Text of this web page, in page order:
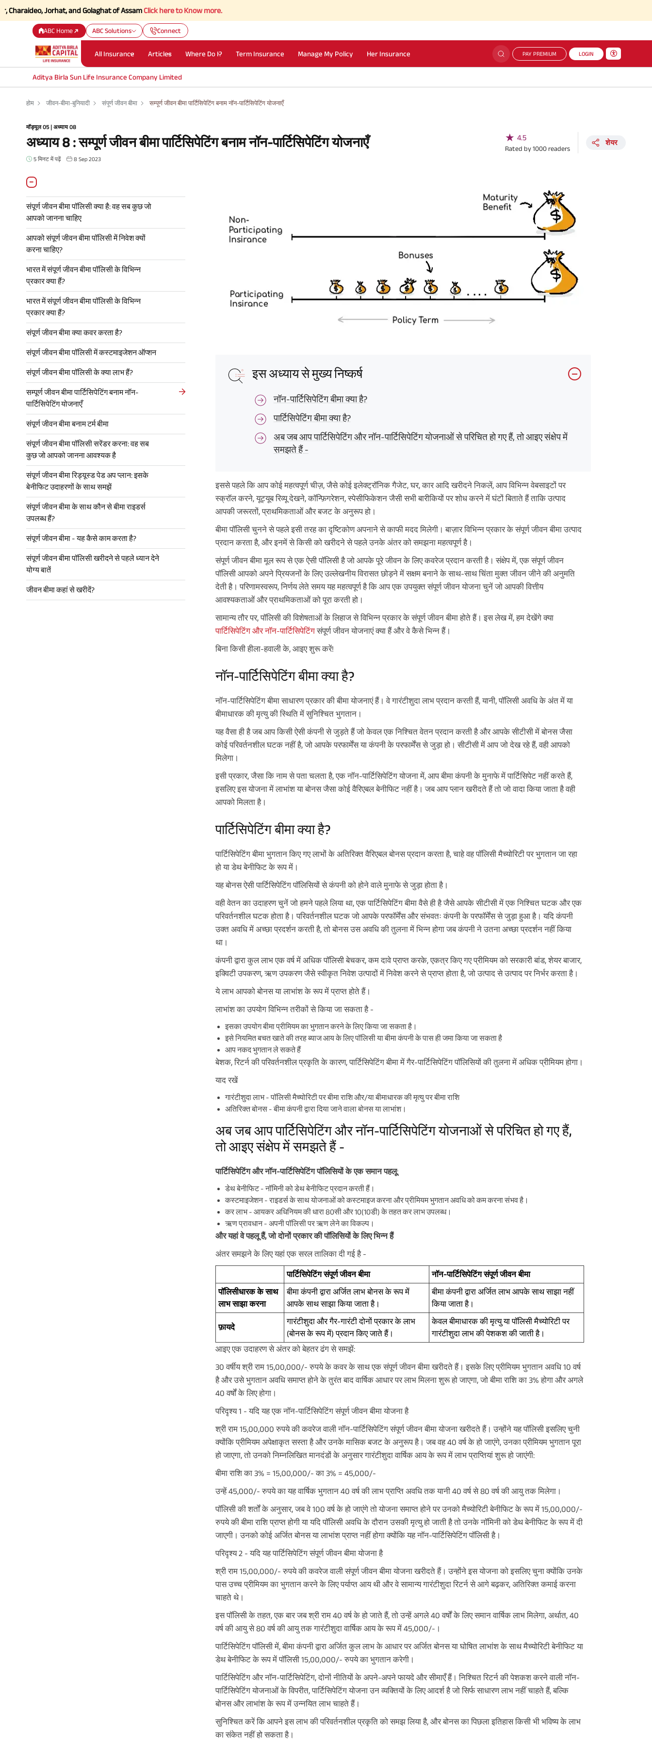
Jorhat, and Golaghat of AssamClick here to Know more.
ABC Home ABC Solutions Connect
All Insurance Articles Where Do I? Term Insurance Manage My Policy Her Insurance PAY PREMIUM LOGIN
Aditya Birla Sun Life Insurance Company Limited
होम जीवन-बीमा-बुनियादी संपूर्ण जीवन बीमा सम्पूर्ण जीवन बीमा पार्टिसिपेटिंग बनाम नॉन-पार्टिसिपेटिंग योजनाएँ
मॉड्यूल 05 | अध्याय 08
अध्याय 8 : सम्पूर्ण जीवन बीमा पार्टिसिपेटिंग बनाम नॉन-पार्टिसिपेटिंग योजनाएँ
5 मिनट में पढ़ें 8 Sep 2023
★ 4.5
Rated by 1000 readers
शेयर
संपूर्ण जीवन बीमा पॉलिसी क्या है: वह सब कुछ जो
आपको जानना चाहिए
आपको संपूर्ण जीवन बीमा पॉलिसी में निवेश क्यों
करना चाहिए?
भारत में संपूर्ण जीवन बीमा पॉलिसी के विभिन्न
प्रकार क्या हैं?
भारत में संपूर्ण जीवन बीमा पॉलिसी के विभिन्न
प्रकार क्या हैं?
संपूर्ण जीवन बीमा क्या कवर करता है?
संपूर्ण जीवन बीमा पॉलिसी में कस्टमाइजेशन ऑप्शन
संपूर्ण जीवन बीमा पॉलिसी के क्या लाभ हैं?
सम्पूर्ण जीवन बीमा पार्टिसिपेटिंग बनाम नॉन-
पार्टिसिपेटिंग योजनाएँ
संपूर्ण जीवन बीमा बनाम टर्म बीमा
संपूर्ण जीवन बीमा पॉलिसी सरेंडर करना: वह सब
कुछ जो आपको जानना आवश्यक है
संपूर्ण जीवन बीमा रिड्यूस्ड पेड अप प्लान: इसके
बेनीफिट उदाहरणों के साथ समझें
संपूर्ण जीवन बीमा के साथ कौन से बीमा राइडर्स
उपलब्ध हैं?
संपूर्ण जीवन बीमा - यह कैसे काम करता है?
संपूर्ण जीवन बीमा पॉलिसी खरीदने से पहले ध्यान देने
योग्य बातें
जीवन बीमा कहां से खरीदें?
इस अध्याय से मुख्य निष्कर्ष
नॉन-पार्टिसिपेटिंग बीमा क्या है?
पार्टिसिपेटिंग बीमा क्या है?
अब जब आप पार्टिसिपेटिंग और नॉन-पार्टिसिपेटिंग योजनाओं से परिचित हो गए हैं, तो आइए संक्षेप में
समझते हैं -
इससे पहले कि आप कोई महत्वपूर्ण चीज़, जैसे कोई इलेक्ट्रॉनिक गैजेट, घर, कार आदि खरीदने निकलें, आप विभिन्न वेबसाइटों पर
स्क्रॉल करने, यूट्यूब रिव्यू देखने, कॉन्फ़िगरेशन, स्पेसीफिकेशन जैसी सभी बारीकियों पर शोध करने में घंटों बिताते हैं ताकि उत्पाद
आपकी जरूरतों, प्राथमिकताओं और बजट के अनुरूप हो।
बीमा पॉलिसी चुनने से पहले इसी तरह का दृष्टिकोण अपनाने से काफी मदद मिलेगी। बाज़ार विभिन्न प्रकार के संपूर्ण जीवन बीमा उत्पाद
प्रदान करता है, और इनमें से किसी को खरीदने से पहले उनके अंतर को समझना महत्वपूर्ण है।
संपूर्ण जीवन बीमा मूल रूप से एक ऐसी पॉलिसी है जो आपके पूरे जीवन के लिए कवरेज प्रदान करती है। संक्षेप में, एक संपूर्ण जीवन
पॉलिसी आपको अपने प्रियजनों के लिए उल्लेखनीय विरासत छोड़ने में सक्षम बनाने के साथ-साथ चिंता मुक्त जीवन जीने की अनुमति
देती है। परिणामस्वरूप, निर्णय लेते समय यह महत्वपूर्ण है कि आप एक उपयुक्त संपूर्ण जीवन योजना चुनें जो आपकी वित्तीय
आवश्यकताओं और प्राथमिकताओं को पूरा करती हो।
सामान्य तौर पर, पॉलिसी की विशेषताओं के लिहाज से विभिन्न प्रकार के संपूर्ण जीवन बीमा होते हैं। इस लेख में, हम देखेंगे क्या
पार्टिसिपेटिंग और नॉन-पार्टिसिपेटिंगसंपूर्ण जीवन योजनाएं क्या हैं और वे कैसे भिन्न हैं।
बिना किसी हीला-हवाली के, आइए शुरू करें!
नॉन-पार्टिसिपेटिंग बीमा क्या है?
नॉन-पार्टिसिपेटिंग बीमा साधारण प्रकार की बीमा योजनाएं हैं। वे गारंटीशुदा लाभ प्रदान करती हैं, यानी, पॉलिसी अवधि के अंत में या
बीमाधारक की मृत्यु की स्थिति में सुनिश्चित भुगतान।
यह वैसा ही है जब आप किसी ऐसी कंपनी से जुड़ते हैं जो केवल एक निश्चित वेतन प्रदान करती है और आपके सीटीसी में बोनस जैसा
कोई परिवर्तनशील घटक नहीं है, जो आपके परफार्मेंस या कंपनी के परफार्मेंस से जुड़ा हो। सीटीसी में आप जो देख रहे हैं, वही आपको
मिलेगा।
इसी प्रकार, जैसा कि नाम से पता चलता है, एक नॉन-पार्टिसिपेटिंग योजना में, आप बीमा कंपनी के मुनाफे में पार्टिसिपेट नहीं करते हैं,
इसलिए इस योजना में लाभांश या बोनस जैसा कोई वैरिएबल बेनीफिट नहीं है। जब आप प्लान खरीदते हैं तो जो वादा किया जाता है वही
आपको मिलता है।
पार्टिसिपेटिंग बीमा क्या है?
पार्टिसिपेटिंग बीमा भुगतान किए गए लाभों के अतिरिक्त वैरिएबल बोनस प्रदान करता है, चाहे वह पॉलिसी मैच्योरिटी पर भुगतान जा रहा
हो या डेथ बेनीफिट के रूप में।
यह बोनस ऐसी पार्टिसिपेटिंग पॉलिसियों से कंपनी को होने वाले मुनाफे से जुड़ा होता है।
वही वेतन का उदाहरण चुनें जो हमने पहले लिया था, एक पार्टिसिपेटिंग बीमा वैसे ही है जैसे आपके सीटीसी में एक निश्चित घटक और एक
परिवर्तनशील घटक होता है। परिवर्तनशील घटक जो आपके परफॉर्मेंस और संभवतः कंपनी के परफॉर्मेंस से जुड़ा हुआ है। यदि कंपनी
उक्त अवधि में अच्छा प्रदर्शन करती है, तो बोनस उस अवधि की तुलना में भिन्न होगा जब कंपनी ने उतना अच्छा प्रदर्शन नहीं किया
था।
कंपनी द्वारा कुल लाभ एक वर्ष में अधिक पॉलिसी बेचकर, कम दावे प्राप्त करके, एकत्र किए गए प्रीमियम को सरकारी बांड, शेयर बाजार,
इक्विटी उपकरण, ऋण उपकरण जैसे स्वीकृत निवेश उत्पादों में निवेश करने से प्राप्त होता है, जो उत्पाद से उत्पाद पर निर्भर करता है।
ये लाभ आपको बोनस या लाभांश के रूप में प्राप्त होते हैं।
लाभांश का उपयोग विभिन्न तरीकों से किया जा सकता है -
इसका उपयोग बीमा प्रीमियम का भुगतान करने के लिए किया जा सकता है।
इसे नियमित बचत खाते की तरह ब्याज आय के लिए पॉलिसी या बीमा कंपनी के पास ही जमा किया जा सकता है
आप नकद भुगतान ले सकते हैं
बेशक, रिटर्न की परिवर्तनशील प्रकृति के कारण, पार्टिसिपेटिंग बीमा में गैर-पार्टिसिपेटिंग पॉलिसियों की तुलना में अधिक प्रीमियम होगा।
याद रखें
गारंटीशुदा लाभ - पॉलिसी मैच्योरिटी पर बीमा राशि और/या बीमाधारक की मृत्यु पर बीमा राशि
अतिरिक्त बोनस - बीमा कंपनी द्वारा दिया जाने वाला बोनस या लाभांश।
अब जब आप पार्टिसिपेटिंग और नॉन-पार्टिसिपेटिंग योजनाओं से परिचित हो गए हैं,
तो आइए संक्षेप में समझते हैं -
पार्टिसिपेटिंग और नॉन-पार्टिसिपेटिंग पॉलिसियों के एक समान पहलू:
डेथ बेनीफिट - नॉमिनी को डेथ बेनीफिट प्रदान करती हैं।
कस्टमाइजेशन - राइडर्स के साथ योजनाओं को कस्टमाइज करना और प्रीमियम भुगतान अवधि को कम करना संभव है।
कर लाभ - आयकर अधिनियम की धारा 80सी और 10(10डी) के तहत कर लाभ उपलब्ध।
ऋण प्रावधान - अपनी पॉलिसी पर ऋण लेने का विकल्प।
और यहां वे पहलू हैं, जो दोनों प्रकार की पॉलिसियों के लिए भिन्न हैं
अंतर समझने के लिए यहां एक सरल तालिका दी गई है -
पार्टिसिपेटिंग संपूर्ण जीवन बीमा
नॉन-पार्टिसिपेटिंग संपूर्ण जीवन बीमा
पॉलिसीधारक के साथ
लाभ साझा करना
बीमा कंपनी द्वारा अर्जित लाभ बोनस के रूप में
आपके साथ साझा किया जाता है।
बीमा कंपनी द्वारा अर्जित लाभ आपके साथ साझा नहीं
किया जाता है।
फ़ायदे
गारंटीशुदा और गैर-गारंटी दोनों प्रकार के लाभ
(बोनस के रूप में) प्रदान किए जाते हैं।
केवल बीमाधारक की मृत्यु या पॉलिसी मैच्योरिटी पर
गारंटीशुदा लाभ की पेशकश की जाती है।
आइए एक उदाहरण से अंतर को बेहतर ढंग से समझें:
30 वर्षीय श्री राम 15,00,000/- रुपये के कवर के साथ एक संपूर्ण जीवन बीमा खरीदते हैं। इसके लिए प्रीमियम भुगतान अवधि 10 वर्ष
है और उसे भुगतान अवधि समाप्त होने के तुरंत बाद वार्षिक आधार पर लाभ मिलना शुरू हो जाएगा, जो बीमा राशि का 3% होगा और अगले
40 वर्षों के लिए होगा।
परिदृश्य 1 - यदि यह एक नॉन-पार्टिसिपेटिंग संपूर्ण जीवन बीमा योजना है
श्री राम 15,00,000 रुपये की कवरेज वाली नॉन-पार्टिसिपेटिंग संपूर्ण जीवन बीमा योजना खरीदते हैं। उन्होंने यह पॉलिसी इसलिए चुनी
क्योंकि प्रीमियम अपेक्षाकृत सस्ता है और उनके मासिक बजट के अनुरूप है। जब वह 40 वर्ष के हो जाएंगे, उनका प्रीमियम भुगतान पूरा
हो जाएगा, तो उनको निम्नलिखित मानदंडों के अनुसार गारंटीशुदा वार्षिक आय के रूप में लाभ प्राप्तियां शुरू हो जाएंगी:
बीमा राशि का 3% = 15,00,000/- का 3% = 45,000/-
उन्हें 45,000/- रुपये का यह वार्षिक भुगतान 40 वर्ष की लाभ प्राप्ति अवधि तक यानी 40 वर्ष से 80 वर्ष की आयु तक मिलेगा।
पॉलिसी की शर्तों के अनुसार, जब वे 100 वर्ष के हो जाएंगे तो योजना समाप्त होने पर उनको मैच्योरिटी बेनीफिट के रूप में 15,00,000/-
रुपये की बीमा राशि प्राप्त होगी या यदि पॉलिसी अवधि के दौरान उसकी मृत्यु हो जाती है तो उनके नॉमिनी को डेथ बेनीफिट के रूप में दी
जाएगी। उनको कोई अर्जित बोनस या लाभांश प्राप्त नहीं होगा क्योंकि यह नॉन-पार्टिसिपेटिंग पॉलिसी है।
परिदृश्य 2 - यदि यह पार्टिसिपेटिंग संपूर्ण जीवन बीमा योजना है
श्री राम 15,00,000/- रुपये की कवरेज वाली संपूर्ण जीवन बीमा योजना खरीदते हैं। उन्होंने इस योजना को इसलिए चुना क्योंकि उनके
पास उच्च प्रीमियम का भुगतान करने के लिए पर्याप्त आय थी और वे सामान्य गारंटीशुदा रिटर्न से आगे बढ़कर, अतिरिक्त कमाई करना
चाहते थे।
इस पॉलिसी के तहत, एक बार जब श्री राम 40 वर्ष के हो जाते हैं, तो उन्हें अगले 40 वर्षों के लिए समान वार्षिक लाभ मिलेगा, अर्थात, 40
वर्ष की आयु से 80 वर्ष की आयु तक गारंटीशुदा वार्षिक आय के रूप में 45,000/-।
पार्टिसिपेटिंग पॉलिसी में, बीमा कंपनी द्वारा अर्जित कुल लाभ के आधार पर अर्जित बोनस या घोषित लाभांश के साथ मैच्योरिटी बेनीफिट या
डेथ बेनीफिट के रूप में पॉलिसी 15,00,000/- रुपये का भुगतान करेगी।
पार्टिसिपेटिंग और नॉन-पार्टिसिपेटिंग, दोनों नीतियों के अपने-अपने फायदे और सीमाएँ हैं। निश्चित रिटर्न की पेशकश करने वाली नॉन-
पार्टिसिपेटिंग योजनाओं के विपरीत, पार्टिसिपेटिंग योजना उन व्यक्तियों के लिए आदर्श है जो सिर्फ साधारण लाभ नहीं चाहते हैं, बल्कि
बोनस और लाभांश के रूप में उन्नयित लाभ चाहते हैं।
सुनिश्चित करें कि आपने इस लाभ की परिवर्तनशील प्रकृति को समझ लिया है, और बोनस का पिछला इतिहास किसी भी भविष्य के लाभ
का संकेत नहीं हो सकता है।